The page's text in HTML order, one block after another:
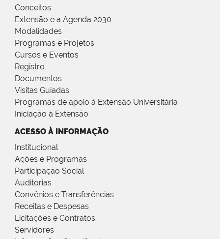
Conceitos
Extensão e a Agenda 2030
Modalidades
Programas e Projetos
Cursos e Eventos
Registro
Documentos
Visitas Guiadas
Programas de apoio à Extensão Universitária
Iniciação à Extensão
ACESSO À INFORMAÇÃO
Institucional
Ações e Programas
Participação Social
Auditorias
Convênios e Transferências
Receitas e Despesas
Licitações e Contratos
Servidores